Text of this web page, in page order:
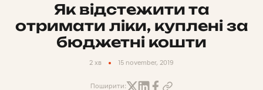
Як відстежити та
отримати ліки, куплені за
бюджетні кошти
2 хв 15 november, 2019
Поширити: